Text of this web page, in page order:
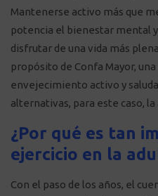
Mantenerse activo más que
potencia el bienestar mental
disfrutar de una vida más
propósito de Confa Mayor,
envejecimiento activo y
alternativas, para este caso, la
¿Por qué es tan
ejercicio en la
Con el paso de los años, el